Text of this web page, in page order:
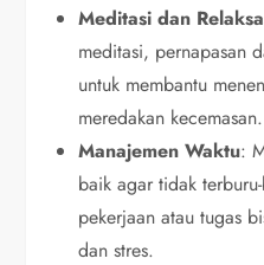
Meditasi dan
meditasi, pernapasan
untuk membantu
meredakan kecemasan.
Manajemen Waktu:
baik agar tidak
pekerjaan atau tugas
dan stres.